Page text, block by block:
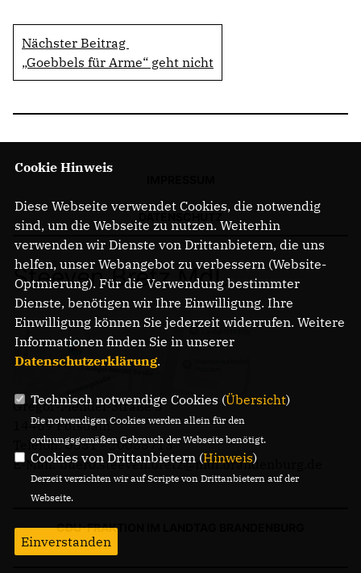
Nächster Beitrag
Goebbels für Arme“ geht nicht
Steeven Bretz MdL
Gregor-Mendel-Straße 3
14469 Potsdam
Telefon: 0331 - 20085713
E-Mail: buero.steeven.bretz@mdl.brandenburg.de
CDU-FRAKTION IM LANDTAG BRANDENBURG
Cookie Hinweis
Diese Webseite verwendet Cookies, die notwendig
sind, um die Webseite zu nutzen. Weiterhin
verwenden wir Dienste von Drittanbietern, die uns
helfen, unser Webangebot zu verbessern (Website-
Optmierung). Für die Verwendung bestimmter
Dienste, benötigen wir Ihre Einwilligung. Ihre
Einwilligung können Sie jederzeit widerrufen. Weitere
Informationen finden Sie in unserer
Datenschutzerklärung.
Technisch notwendige Cookies (Übersicht)
Die notwendigen Cookies werden allein für den
ordnungsgemäßen Gebrauch der Webseite benötigt.
Cookies von Drittanbietern (Hinweis)
Derzeit verzichten wir auf Scripte von Drittanbietern auf der
Webseite.
Einverstanden